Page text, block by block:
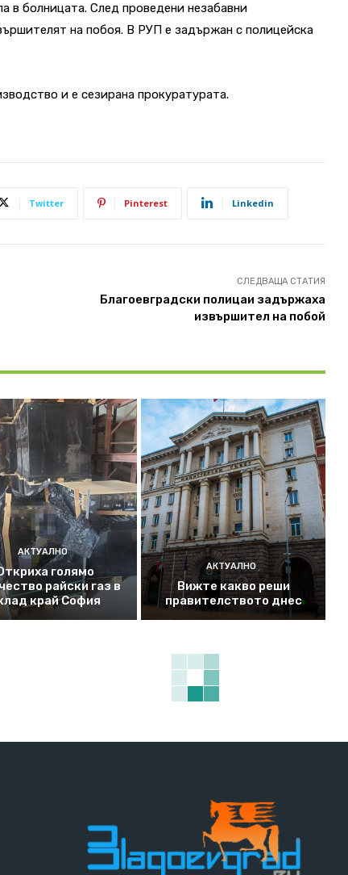
в болницата. След проведени незабавни
на побоя. В РУП е задържан с полицейска
и е сезирана прокуратурата.
Twitter Pinterest Linkedin
СЛЕДВАЩА СТАТИЯ
Благоевградски полицаи задържаха
извършител на побой
АКТУАЛНО
голямо
райски газ в
край София
АКТУАЛНО
Вижте какво реши
правителството днес